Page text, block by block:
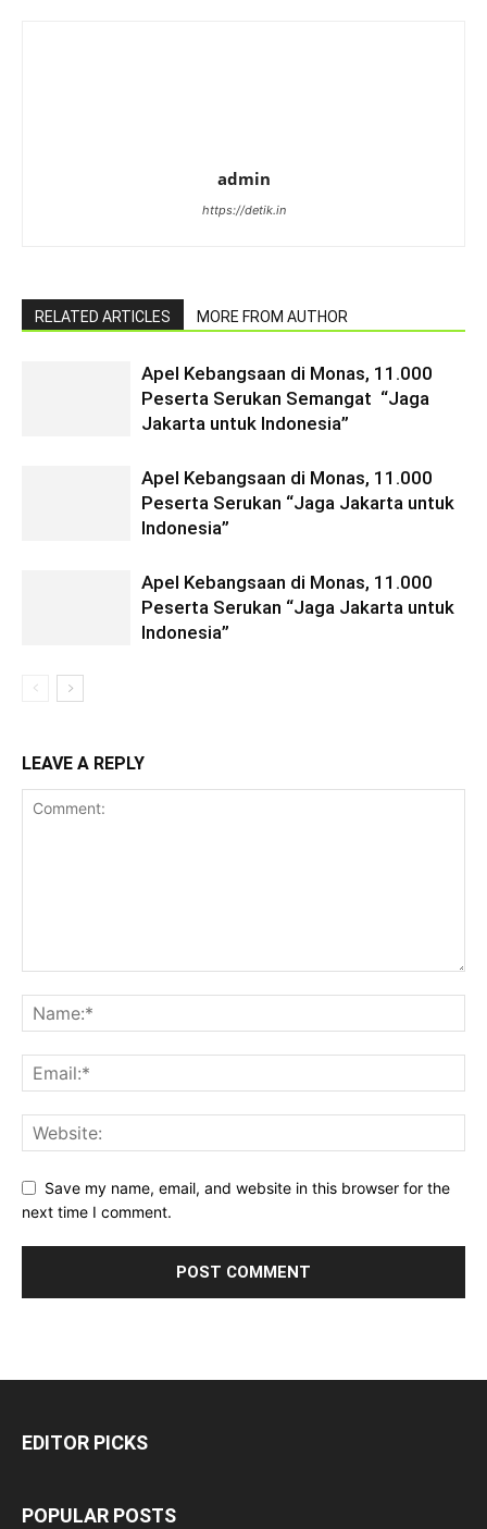
admin
https://detik.in
RELATED ARTICLES MORE FROM AUTHOR
Apel Kebangsaan di Monas, 11.000
Peserta Serukan Semangat “Jaga
Jakarta untuk Indonesia”
Apel Kebangsaan di Monas, 11.000
Peserta Serukan “Jaga Jakarta untuk
Indonesia”
Apel Kebangsaan di Monas, 11.000
Peserta Serukan “Jaga Jakarta untuk
Indonesia”
LEAVE A REPLY
Save my name, email, and website in this browser for the
next time I comment.
EDITOR PICKS
POPULAR POSTS